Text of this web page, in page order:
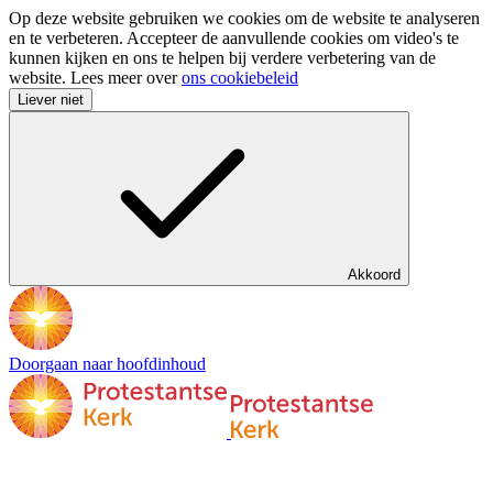
Op deze website gebruiken we cookies om de website te analyseren
en te verbeteren. Accepteer de aanvullende cookies om video's te
kunnen kijken en ons te helpen bij verdere verbetering van de
website. Lees meer overons cookiebeleid
Liever niet
Akkoord
Doorgaan naar hoofdinhoud